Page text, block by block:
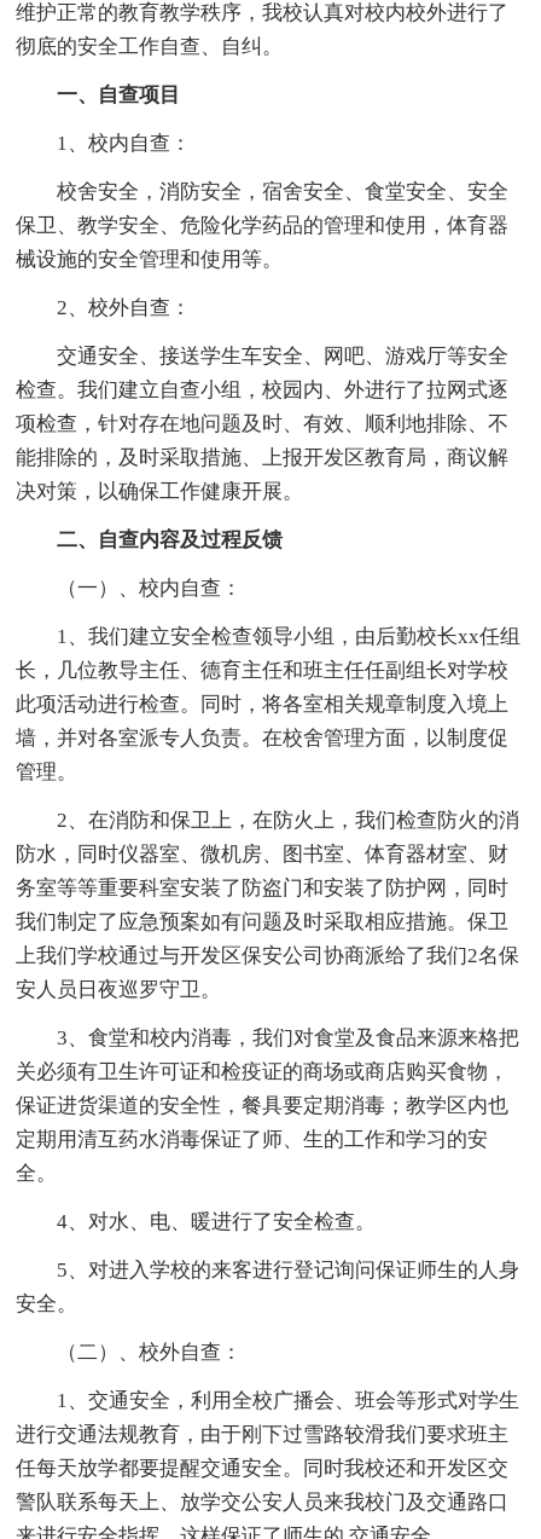
维护正常的教育教学秩序，我校认真对校内校外进行了
彻底的安全工作自查、自纠。
一、自查项目
1、校内自查：
校舍安全，消防安全，宿舍安全、食堂安全、安全
保卫、教学安全、危险化学药品的管理和使用，体育器
械设施的安全管理和使用等。
2、校外自查：
交通安全、接送学生车安全、网吧、游戏厅等安全
检查。我们建立自查小组，校园内、外进行了拉网式逐
项检查，针对存在地问题及时、有效、顺利地排除、不
能排除的，及时采取措施、上报开发区教育局，商议解
决对策，以确保工作健康开展。
二、自查内容及过程反馈
（一）、校内自查：
1、我们建立安全检查领导小组，由后勤校长xx任组
长，几位教导主任、德育主任和班主任任副组长对学校
此项活动进行检查。同时，将各室相关规章制度入境上
墙，并对各室派专人负责。在校舍管理方面，以制度促
管理。
2、在消防和保卫上，在防火上，我们检查防火的消
防水，同时仪器室、微机房、图书室、体育器材室、财
务室等等重要科室安装了防盗门和安装了防护网，同时
我们制定了应急预案如有问题及时采取相应措施。保卫
上我们学校通过与开发区保安公司协商派给了我们2名保
安人员日夜巡罗守卫。
3、食堂和校内消毒，我们对食堂及食品来源来格把
关必须有卫生许可证和检疫证的商场或商店购买食物，
保证进货渠道的安全性，餐具要定期消毒；教学区内也
定期用清互药水消毒保证了师、生的工作和学习的安
全。
4、对水、电、暖进行了安全检查。
5、对进入学校的来客进行登记询问保证师生的人身
安全。
（二）、校外自查：
1、交通安全，利用全校广播会、班会等形式对学生
进行交通法规教育，由于刚下过雪路较滑我们要求班主
任每天放学都要提醒交通安全。同时我校还和开发区交
警队联系每天上、放学交公安人员来我校门及交通路口